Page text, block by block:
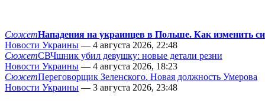
СюжетНападения на украинцев в Польше. Как изменить
Новости Украины — 4 августа 2026, 22:48
СюжетСВЧшник убил девушку: новые детали резни
Новости Украины — 4 августа 2026, 18:23
СюжетПереговорщик Зеленского. Новая должность Умерова
Новости Украины — 3 августа 2026, 23:48